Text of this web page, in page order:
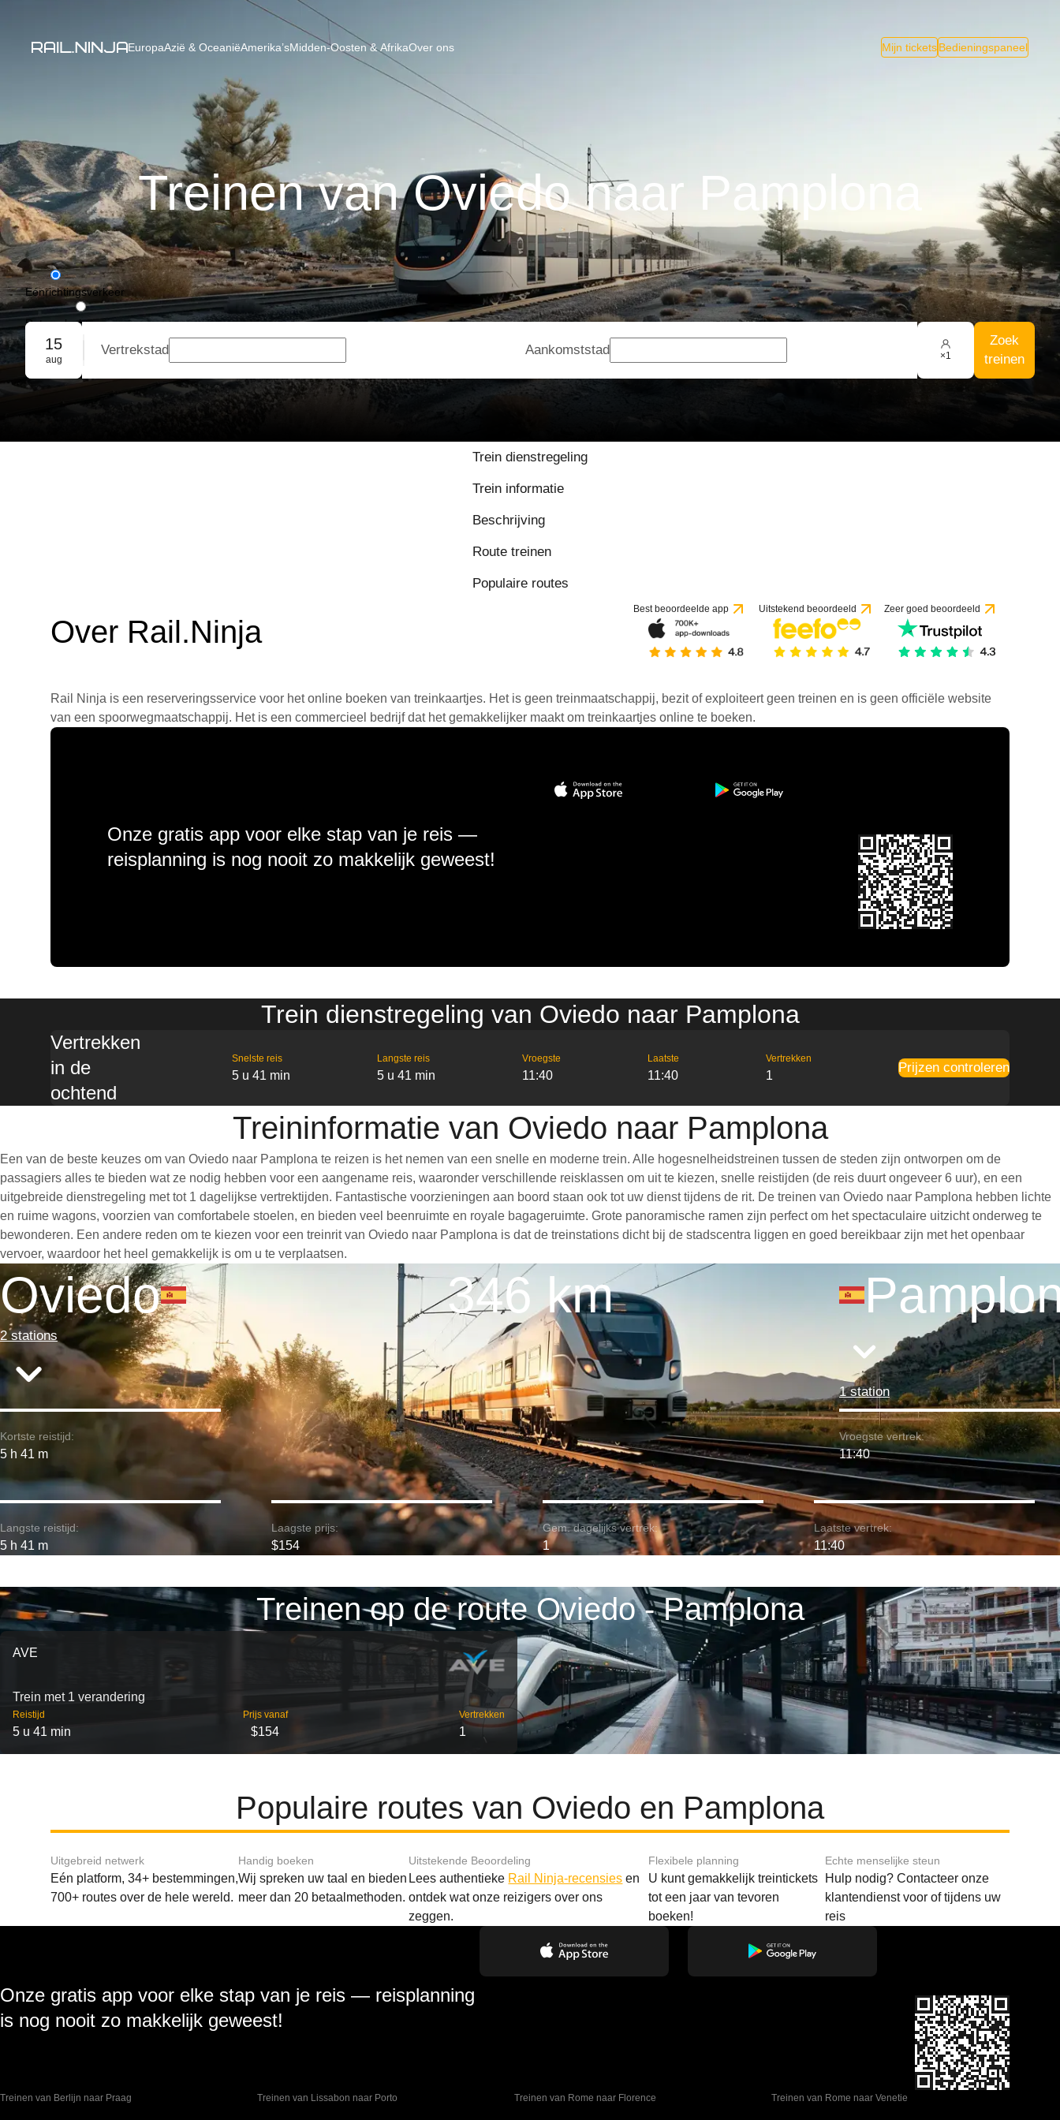
EuropaAzië & OceaniëAmerika’sMidden-Oosten & AfrikaOver ons Mijn ticketsBedieningspaneel
Treinen van Oviedo naar Pamplona
Eénrichtingsverkeer
Retourvlucht
Groepsreservering
15
aug
Vertrekstad Aankomststad ×1
Zoek
treinen
Trein dienstregeling
Trein informatie
Beschrijving
Route treinen
Populaire routes
Over Rail.Ninja
Best beoordeelde app Uitstekend beoordeeld Zeer goed beoordeeld
Rail Ninja is een reserveringsservice voor het online boeken van treinkaartjes. Het is geen treinmaatschappij, bezit of exploiteert geen treinen en is geen officiële website
van een spoorwegmaatschappij. Het is een commercieel bedrijf dat het gemakkelijker maakt om treinkaartjes online te boeken.
Onze gratis app voor elke stap van je reis —
reisplanning is nog nooit zo makkelijk geweest!
Trein dienstregeling van Oviedo naar Pamplona
Vertrekken
in de
ochtend
Snelste reis
5 u 41 min
Langste reis
5 u 41 min
Vroegste
11:40
Laatste
11:40
Vertrekken
1
Prijzen controleren
Treininformatie van Oviedo naar Pamplona
Een van de beste keuzes om van Oviedo naar Pamplona te reizen is het nemen van een snelle en moderne trein. Alle hogesnelheidstreinen tussen de steden zijn ontworpen om de
passagiers alles te bieden wat ze nodig hebben voor een aangename reis, waaronder verschillende reisklassen om uit te kiezen, snelle reistijden (de reis duurt ongeveer 6 uur), en een
uitgebreide dienstregeling met tot 1 dagelijkse vertrektijden. Fantastische voorzieningen aan boord staan ook tot uw dienst tijdens de rit. De treinen van Oviedo naar Pamplona hebben lichte
en ruime wagons, voorzien van comfortabele stoelen, en bieden veel beenruimte en royale bagageruimte. Grote panoramische ramen zijn perfect om het spectaculaire uitzicht onderweg te
bewonderen. Een andere reden om te kiezen voor een treinrit van Oviedo naar Pamplona is dat de treinstations dicht bij de stadscentra liggen en goed bereikbaar zijn met het openbaar
vervoer, waardoor het heel gemakkelijk is om u te verplaatsen.
Oviedo
2 stations
346 km
1 station
Kortste reistijd:
5 h 41 m
Vroegste vertrek:
11:40
Langste reistijd:
5 h 41 m
Laagste prijs:
$154
Gem. dagelijks vertrek:
1
Laatste vertrek:
11:40
Treinen op de route Oviedo - Pamplona
AVE
Trein met 1 verandering
Reistijd
5 u 41 min
Prijs vanaf
$154
Vertrekken
1
Populaire routes van Oviedo en Pamplona
Uitgebreid netwerk
Eén platform, 34+ bestemmingen,
700+ routes over de hele wereld.
Handig boeken
Wij spreken uw taal en bieden
meer dan 20 betaalmethoden.
Uitstekende Beoordeling
Lees authentieke Rail Ninja-recensies en
ontdek wat onze reizigers over ons
zeggen.
Flexibele planning
U kunt gemakkelijk treintickets
tot een jaar van tevoren
boeken!
Echte menselijke steun
Hulp nodig? Contacteer onze
klantendienst voor of tijdens uw
reis
Onze gratis app voor elke stap van je reis — reisplanning
is nog nooit zo makkelijk geweest!
Treinen van Berlijn naar Praag Treinen van Lissabon naar Porto Treinen van Rome naar Florence Treinen van Rome naar Venetie